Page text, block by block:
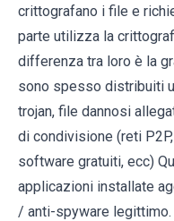
crittografano i file e
parte utilizza la
differenza tra loro è la
sono spesso distribuiti
trojan, file dannosi
di condivisione (reti
software gratuiti, ecc)
applicazioni installate
/ anti-spyware